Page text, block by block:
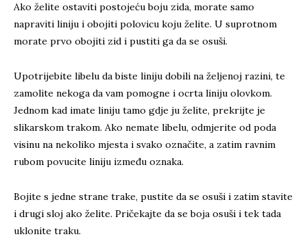
Ako želite ostaviti postojeću boju zida, morate samo
napraviti liniju i obojiti polovicu koju želite. U suprotnom
morate prvo obojiti zid i pustiti ga da se osuši.
Upotrijebite libelu da biste liniju dobili na željenoj razini, te
zamolite nekoga da vam pomogne i ocrta liniju olovkom.
Jednom kad imate liniju tamo gdje ju želite, prekrijte je
slikarskom trakom. Ako nemate libelu, odmjerite od poda
visinu na nekoliko mjesta i svako označite, a zatim ravnim
rubom povucite liniju između oznaka.
Bojite s jedne strane trake, pustite da se osuši i zatim stavite
i drugi sloj ako želite. Pričekajte da se boja osuši i tek tada
uklonite traku.